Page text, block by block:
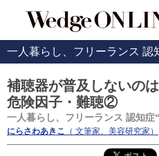
一人暮らし、フリーランス 認
補聴器が普及しないの
危険因子・難聴②
一人暮らし、フリーランス 認知症
にらさわあきこ （ 文筆家、美容研究家）